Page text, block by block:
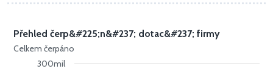
Celkem čerpáno
Přehled čerp&#225;n&#237; dotac&#237; firmy
300mil